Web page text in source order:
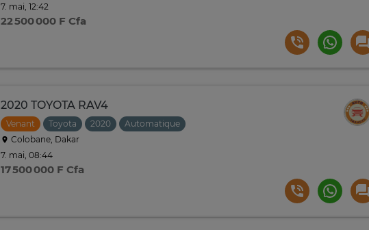
7. mai, 12:42
22 500 000 F Cfa
2020 TOYOTA RAV4
Venant Toyota 2020
Automatique
Colobane, Dakar
7. mai, 08:44
17 500 000 F Cfa